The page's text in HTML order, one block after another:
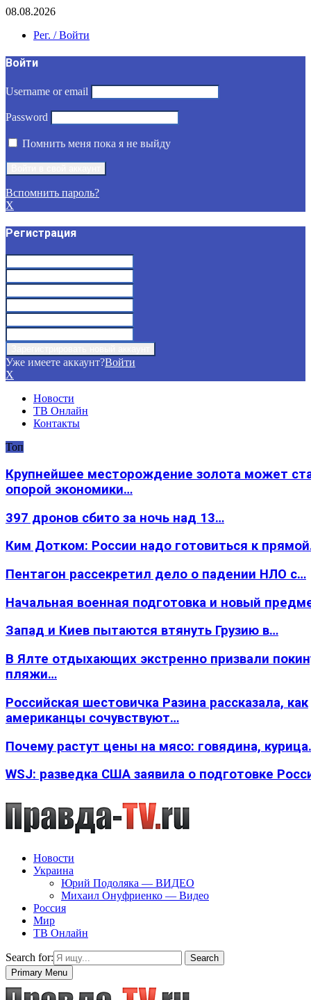
08.08.2026
Рег. / Войти
Войти
Username or email
Password
Помнить меня пока я не выйду
Вспомнить пароль?
X
Регистрация
Уже имеете аккаунт?Войти
X
Новости
ТВ Онлайн
Контакты
Топ
Крупнейшее месторождение золота может
опорой экономики…
397 дронов сбито за ночь над 13…
Ким Дотком: России надо готовиться к
Пентагон рассекретил дело о падении НЛО с…
Начальная военная подготовка и новый
Запад и Киев пытаются втянуть Грузию в…
В Ялте отдыхающих экстренно призвали
пляжи…
Российская шестовичка Разина рассказала, как
американцы сочувствуют…
Почему растут цены на мясо: говядина,
WSJ: разведка США заявила о подготовке
Новости
Украина
Юрий Подоляка — ВИДЕО
Михаил Онуфриенко — Видео
Россия
Мир
ТВ Онлайн
Search for:
Search
Primary Menu